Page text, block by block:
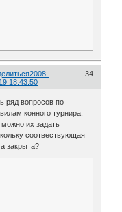
34
2008-
18:43:50
ряд вопросов по
конного турнира.
можно их задать
соотвествующая
закрыта?